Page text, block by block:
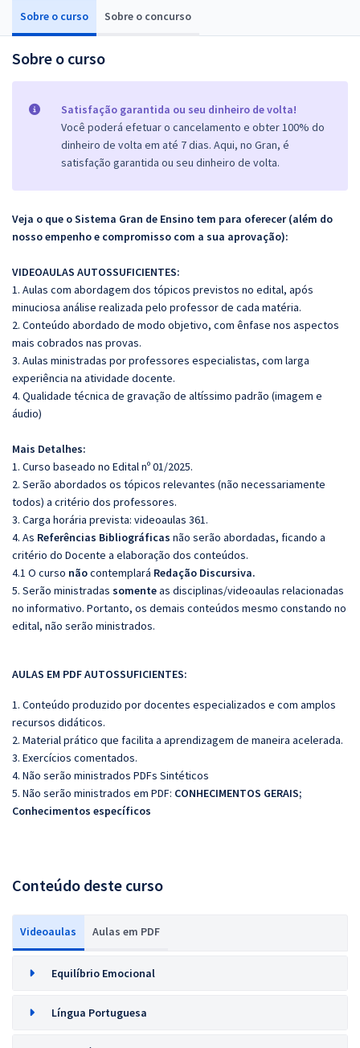
Sobre o curso Sobre o concurso
Sobre o curso
Satisfação garantida ou seu dinheiro de volta!
Você poderá efetuar o cancelamento e obter 100% do
dinheiro de volta em até 7 dias. Aqui, no Gran, é
satisfação garantida ou seu dinheiro de volta.
Veja o que o Sistema Gran de Ensino tem para oferecer (além do
nosso empenho e compromisso com a sua aprovação):
VIDEOAULAS AUTOSSUFICIENTES:
1. Aulas com abordagem dos tópicos previstos no edital, após
minuciosa análise realizada pelo professor de cada matéria.
2. Conteúdo abordado de modo objetivo, com ênfase nos aspectos
mais cobrados nas provas.
3. Aulas ministradas por professores especialistas, com larga
experiência na atividade docente.
4. Qualidade técnica de gravação de altíssimo padrão (imagem e
áudio)
Mais Detalhes:
1. Curso baseado no Edital nº 01/2025.
2. Serão abordados os tópicos relevantes (não necessariamente
todos) a critério dos professores.
3. Carga horária prevista: videoaulas 361.
4. As Referências Bibliográficas não serão abordadas, ficando a
critério do Docente a elaboração dos conteúdos.
4.1 O curso nãocontemplará Redação Discursiva.
5. Serão ministradas somenteas disciplinas/videoaulas relacionadas
no informativo. Portanto, os demais conteúdos mesmo constando no
edital, não serão ministrados.
AULAS EM PDF AUTOSSUFICIENTES:
1. Conteúdo produzido por docentes especializados e com amplos
recursos didáticos.
2. Material prático que facilita a aprendizagem de maneira acelerada.
3. Exercícios comentados.
4. Não serão ministrados PDFs Sintéticos
5. Não serão ministrados em PDF: CONHECIMENTOS GERAIS;
Conhecimentos específicos
Conteúdo deste curso
Videoaulas Aulas em PDF
Equilíbrio Emocional
Língua Portuguesa